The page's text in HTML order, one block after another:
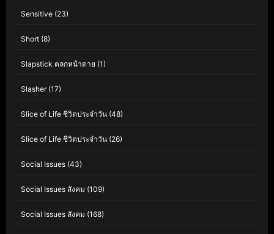
Sensitive (23)
Short (8)
Slapstick ตลกหน้าตาย (1)
Slasher(17)
Slice of Life ชีวิตประจำวัน (48)
Slice of Life ชีวิตประจำวัน (26)
Social Issues (43)
Social Issues สังคม (109)
Social Issues สังคม (168)